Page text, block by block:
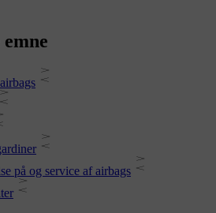
på og service af airbags